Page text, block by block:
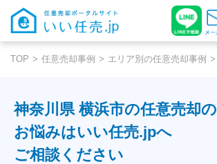
TOP 任意売却事例 エリア別の任意売却事例
神奈川県 横浜市の任意売却の
お悩みはいい任売.jpへ
ご相談ください